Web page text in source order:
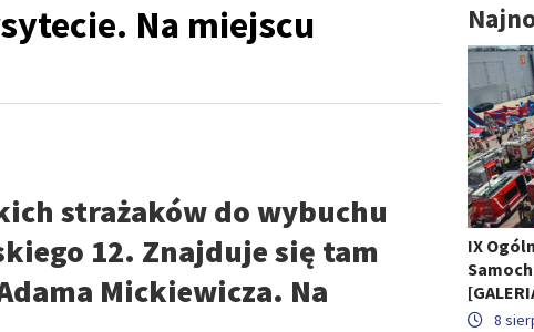
Na miejscu
strażaków do wybuchu
12. Znajduje się tam
Mickiewicza. Na
IX
8